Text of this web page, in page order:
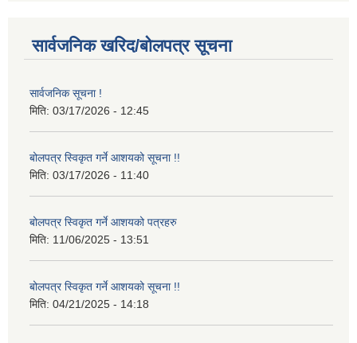
सार्वजनिक खरिद/बोलपत्र सूचना
सार्वजनिक सूचना !
मिति: 03/17/2026 - 12:45
बोलपत्र स्विकृत गर्ने आशयको सूचना !!
मिति: 03/17/2026 - 11:40
बोलपत्र स्विकृत गर्ने आशयको पत्रहरु
मिति: 11/06/2025 - 13:51
बोलपत्र स्विकृत गर्ने आशयको सूचना !!
मिति: 04/21/2025 - 14:18